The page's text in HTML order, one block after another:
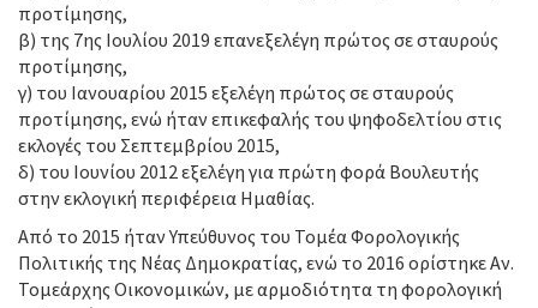
προτίμησης,
β) της 7ης Ιουλίου 2019 επανεξελέγη πρώτος σε σταυρούς
προτίμησης,
γ) του Ιανουαρίου 2015 εξελέγη πρώτος σε σταυρούς
προτίμησης, ενώ ήταν επικεφαλής του ψηφοδελτίου στις
εκλογές του Σεπτεμβρίου 2015,
δ) του Ιουνίου 2012 εξελέγη για πρώτη φορά Βουλευτής
στην εκλογική περιφέρεια Ημαθίας.
Από το 2015 ήταν Υπεύθυνος του Τομέα Φορολογικής
Πολιτικής της Νέας Δημοκρατίας, ενώ το 2016 ορίστηκε Αν.
Τομεάρχης Οικονομικών, με αρμοδιότητα τη φορολογική